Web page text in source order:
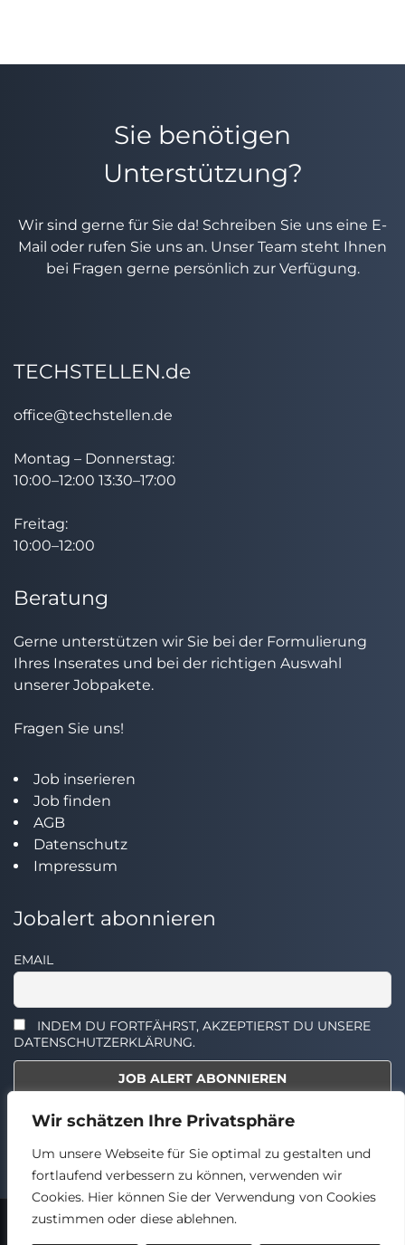
Wir schätzen Ihre Privatsphäre
Um unsere Webseite für Sie optimal zu gestalten und
fortlaufend verbessern zu können, verwenden wir
Cookies. Hier können Sie der Verwendung von Cookies
zustimmen oder diese ablehnen.
Sie benötigen
Unterstützung?
Wir sind gerne für Sie da! Schreiben Sie uns eine E-
Mail oder rufen Sie uns an. Unser Team steht Ihnen
bei Fragen gerne persönlich zur Verfügung.
TECHSTELLEN.de
office@techstellen.de
Montag – Donnerstag:
10:00–12:00 13:30–17:00
Freitag:
10:00–12:00
Beratung
Gerne unterstützen wir Sie bei der Formulierung
Ihres Inserates und bei der richtigen Auswahl
unserer Jobpakete.
Fragen Sie uns!
Job inserieren
Job finden
AGB
Datenschutz
Impressum
Jobalert abonnieren
EMAIL
INDEM DU FORTFÄHRST, AKZEPTIERST DU UNSERE
DATENSCHUTZERKLÄRUNG.
Select the widget you want to show.